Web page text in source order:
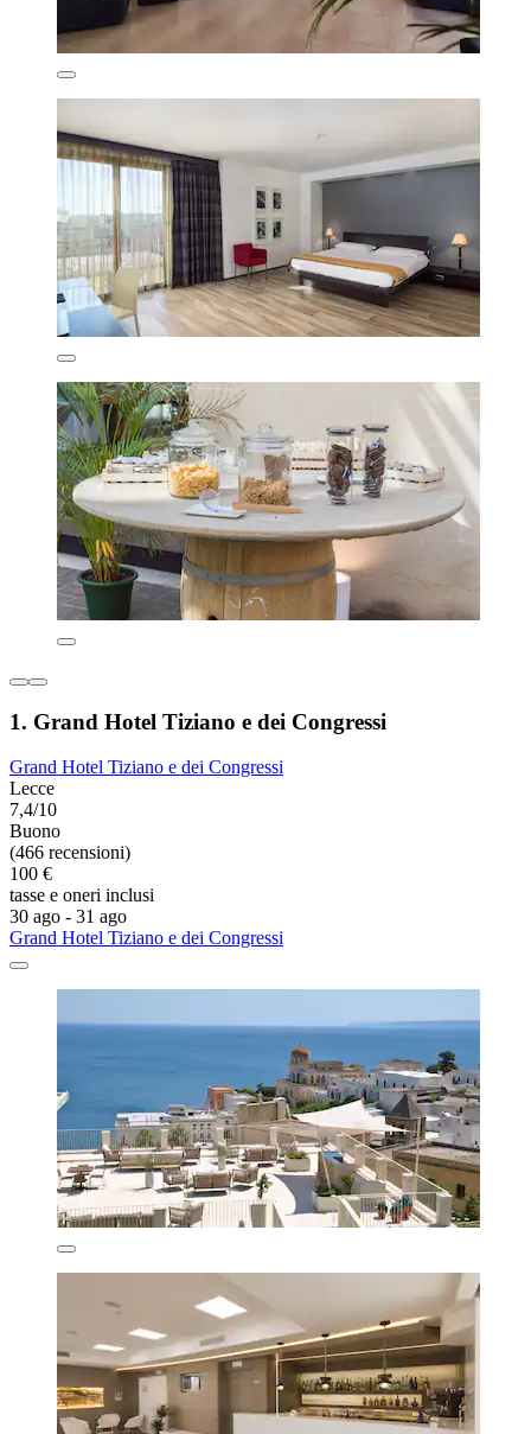
1. Grand Hotel Tiziano e dei Congressi
Grand Hotel Tiziano e dei Congressi
Lecce
7,4/10
Buono
(466 recensioni)
100 €
tasse e oneri inclusi
30 ago - 31 ago
Grand Hotel Tiziano e dei Congressi